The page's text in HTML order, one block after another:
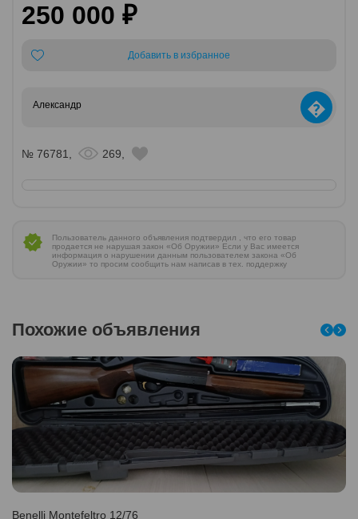
250 000 ₽
Добавить в избранное
Александр �
№ 76781, 269,
Пользователь данного объявления подтвердил , что его товар
продается не нарушая закон «Об Оружии» Если у Вас имеется
информация о нарушении данным пользователем закона «Об
Оружии» то просим сообщить нам написав в тех. поддержку
Похожие объявления
Benelli Montefeltro 12/76